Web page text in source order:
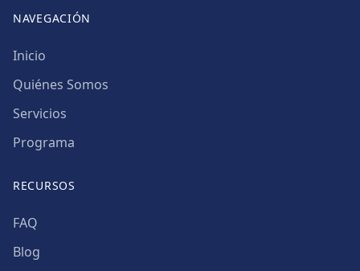
NAVEGACIÓN
Inicio
Quiénes Somos
Servicios
Programa
RECURSOS
FAQ
Blog